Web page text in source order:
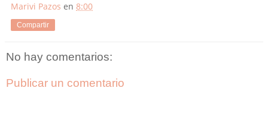
Marivi Pazos en 8:00
Compartir
No hay comentarios:
Publicar un comentario